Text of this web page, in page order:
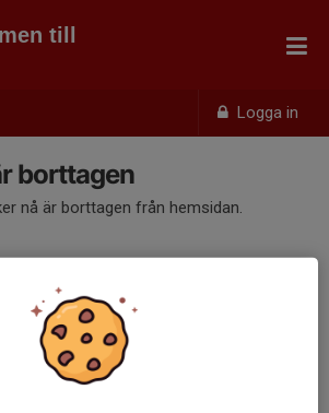
Logga in
till
borttagen
nå är borttagen från hemsidan.